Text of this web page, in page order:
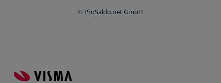
© ProSaldo.net GmbH